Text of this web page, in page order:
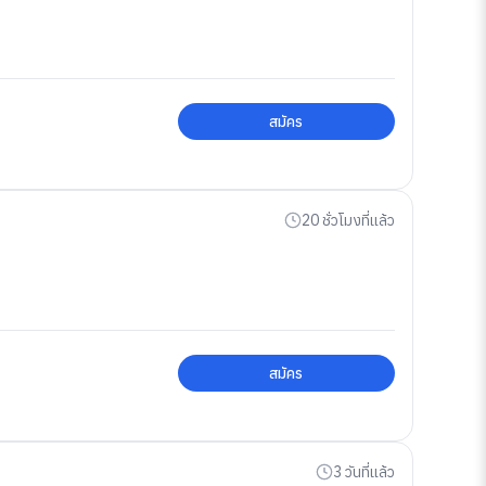
สมัคร
20 ชั่วโมงที่แล้ว
สมัคร
3 วันที่แล้ว